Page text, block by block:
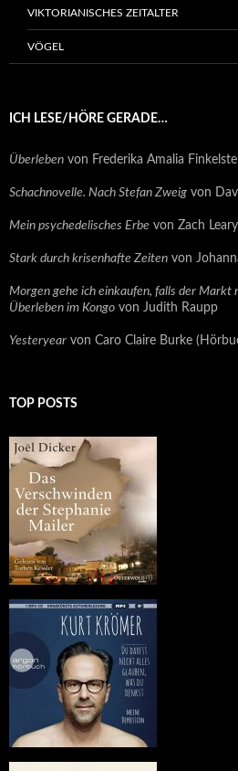
VIKTORIANISCHES ZEITALTER
VÖGEL
ICH LESE/HÖRE GERADE…
Überleben von Frederika Amalia
Schachnovelle. Nach Stefan Zweig von
Mein psychedelisches Erbe von Zach Leary
Stark durch krisenhafte Zeiten von
Morgen gehe ich einkaufen, falls der Markt
Überleben im Kongo von Judith Raupp
Yesteryear von Caro Claire Burke
TOP POSTS